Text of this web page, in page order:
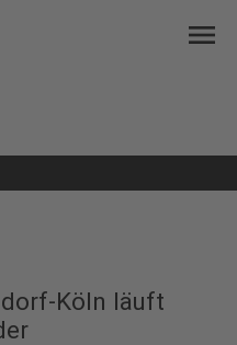
menu
Köln läuft